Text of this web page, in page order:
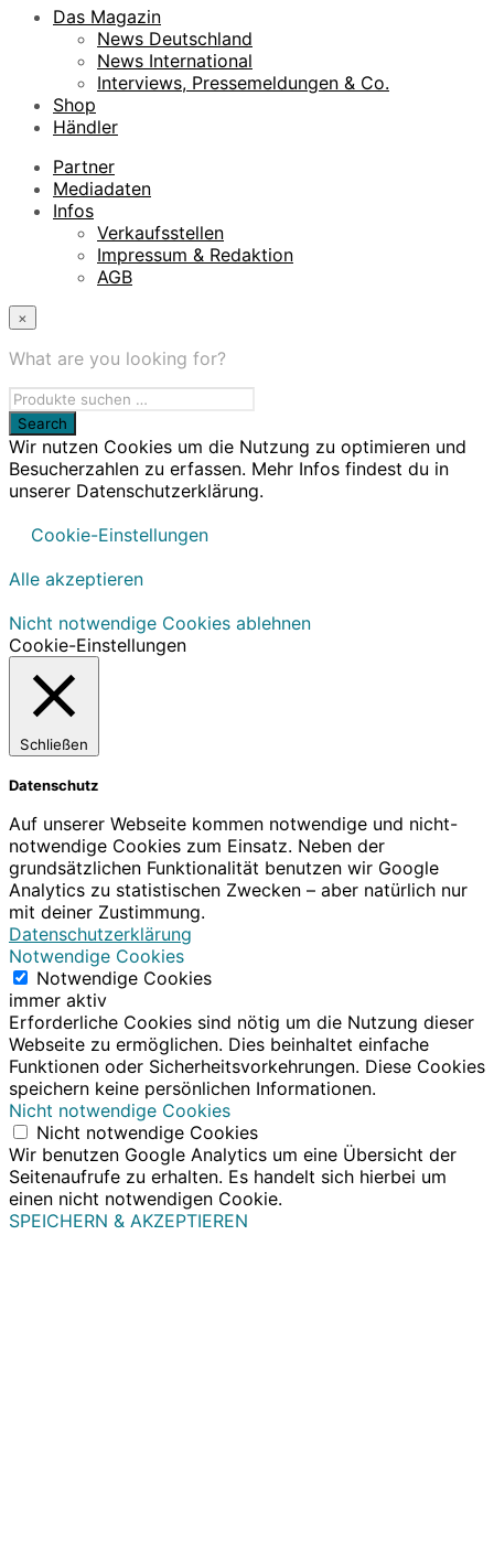
Das Magazin
News Deutschland
News International
Interviews, Pressemeldungen & Co.
Shop
Händler
Partner
Mediadaten
Infos
Verkaufsstellen
Impressum & Redaktion
AGB
×
What are you looking for?
Wir nutzen Cookies um die Nutzung zu optimieren und
Besucherzahlen zu erfassen. Mehr Infos findest du in
unserer Datenschutzerklärung.
Cookie-Einstellungen
Alle akzeptieren
Nicht notwendige Cookies ablehnen
Cookie-Einstellungen
Schließen
Datenschutz
Auf unserer Webseite kommen notwendige und nicht-
notwendige Cookies zum Einsatz. Neben der
grundsätzlichen Funktionalität benutzen wir Google
Analytics zu statistischen Zwecken – aber natürlich nur
mit deiner Zustimmung.
Datenschutzerklärung
Notwendige Cookies
Notwendige Cookies
immer aktiv
Erforderliche Cookies sind nötig um die Nutzung dieser
Webseite zu ermöglichen. Dies beinhaltet einfache
Funktionen oder Sicherheitsvorkehrungen. Diese Cookies
speichern keine persönlichen Informationen.
Nicht notwendige Cookies
Nicht notwendige Cookies
Wir benutzen Google Analytics um eine Übersicht der
Seitenaufrufe zu erhalten. Es handelt sich hierbei um
einen nicht notwendigen Cookie.
SPEICHERN & AKZEPTIEREN